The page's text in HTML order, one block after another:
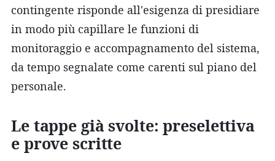
contingente risponde all'esigenza di presidiare
in modo più capillare le funzioni di
monitoraggio e accompagnamento del sistema,
da tempo segnalate come carenti sul piano del
personale.
Le tappe già svolte: preselettiva
e prove scritte